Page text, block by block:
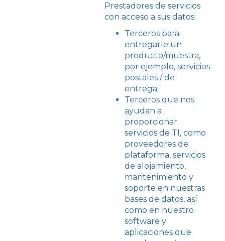
Prestadores de servicios
con acceso a sus datos:
Terceros para
entregarle un
producto/muestra,
por ejemplo, servicios
postales / de
entrega;
Terceros que nos
ayudan a
proporcionar
servicios de TI, como
proveedores de
plataforma, servicios
de alojamiento,
mantenimiento y
soporte en nuestras
bases de datos, así
como en nuestro
software y
aplicaciones que